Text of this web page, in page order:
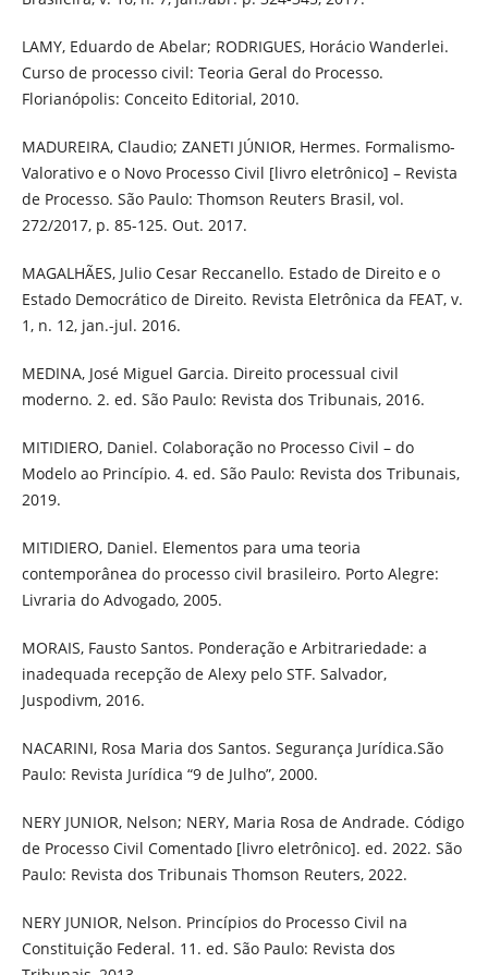
LAMY, Eduardo de Abelar; RODRIGUES, Horácio Wanderlei.
Curso de processo civil: Teoria Geral do Processo.
Florianópolis: Conceito Editorial, 2010.
MADUREIRA, Claudio; ZANETI JÚNIOR, Hermes. Formalismo-
Valorativo e o Novo Processo Civil [livro eletrônico] – Revista
de Processo. São Paulo: Thomson Reuters Brasil, vol.
272/2017, p. 85-125. Out. 2017.
MAGALHÃES, Julio Cesar Reccanello. Estado de Direito e o
Estado Democrático de Direito. Revista Eletrônica da FEAT, v.
1, n. 12, jan.-jul. 2016.
MEDINA, José Miguel Garcia. Direito processual civil
moderno. 2. ed. São Paulo: Revista dos Tribunais, 2016.
MITIDIERO, Daniel. Colaboração no Processo Civil – do
Modelo ao Princípio. 4. ed. São Paulo: Revista dos Tribunais,
2019.
MITIDIERO, Daniel. Elementos para uma teoria
contemporânea do processo civil brasileiro. Porto Alegre:
Livraria do Advogado, 2005.
MORAIS, Fausto Santos. Ponderação e Arbitrariedade: a
inadequada recepção de Alexy pelo STF. Salvador,
Juspodivm, 2016.
NACARINI, Rosa Maria dos Santos. Segurança Jurídica.São
Paulo: Revista Jurídica “9 de Julho”, 2000.
NERY JUNIOR, Nelson; NERY, Maria Rosa de Andrade. Código
de Processo Civil Comentado [livro eletrônico]. ed. 2022. São
Paulo: Revista dos Tribunais Thomson Reuters, 2022.
NERY JUNIOR, Nelson. Princípios do Processo Civil na
Constituição Federal. 11. ed. São Paulo: Revista dos